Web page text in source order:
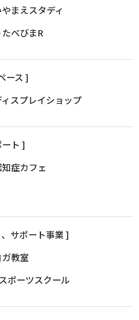
まえスタディ
たべびまR
ース ]
ィスプレイショップ
ト ]
症カフェ
サポート事業 ]
ガ教室
ポーツスクール